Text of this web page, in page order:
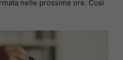
nelle prossime ore. Cosi